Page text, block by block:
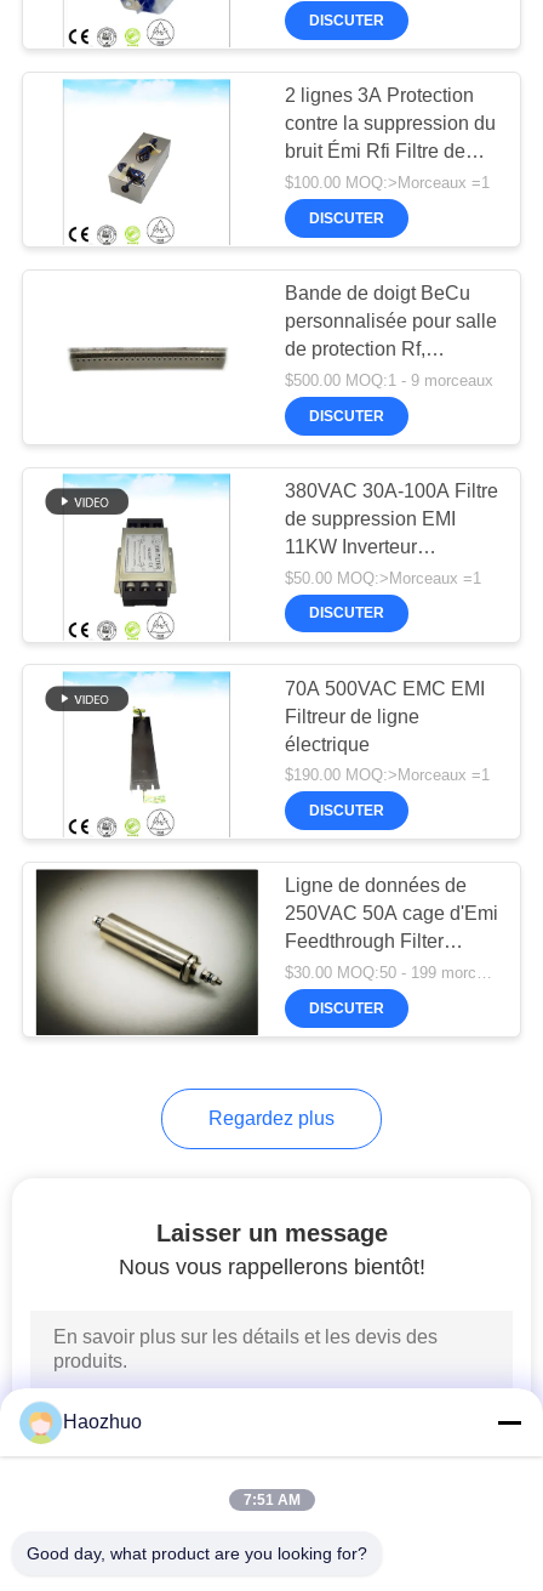
PLAN
POLITIQUE
DE
CONFIDENTIALITÉ
Absorbeur de
carreaux de ferrite
17
Étanchéité de
blindage RF
35
Folie de cuivre de
blindage RF
30
Ventilation de l'air
de nid de miel
Boîte de blindage
Porte blindée RF
DISCUTER
2 lignes 3A Protection
contre la suppression du
bruit Émi Rfi Filtre de
bruit pour pièce
protégée
$100.00 MOQ:>Morceaux =1
DISCUTER
Bande de doigt BeCu
personnalisée pour salle
de protection Rf,
chambre anéchoïque
emc, salle mri, pièce
blindée rf
$500.00 MOQ:1 - 9 morceaux
DISCUTER
380VAC 30A-100A Filtre
de suppression EMI
11KW Inverteur
Répression du bruit
chambre de blindage rf
chambre émotionnelle
$50.00 MOQ:>Morceaux =1
DISCUTER
70A 500VAC EMC EMI
Filtreur de ligne
électrique
$190.00 MOQ:>Morceaux =1
DISCUTER
Ligne de données de
250VAC 50A cage d'Emi
Feedthrough Filter
Capacitor For Faraday $30.00 MOQ:50 - 199 morceaux
DISCUTER
Regardez plus
Laisser un message
Nous vous rappellerons bientôt!
Haozhuo
7:51 AM
Good day, what product are you looking for?